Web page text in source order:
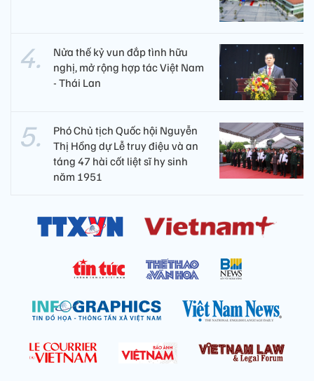
Nửa thế kỷ vun đắp tình hữu
nghị, mở rộng hợp tác Việt Nam
- Thái Lan
Phó Chủ tịch Quốc hội Nguyễn
Thị Hồng dự Lễ truy điệu và an
táng 47 hài cốt liệt sĩ hy sinh
năm 1951